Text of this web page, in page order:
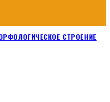
СТРОЕНИЕ